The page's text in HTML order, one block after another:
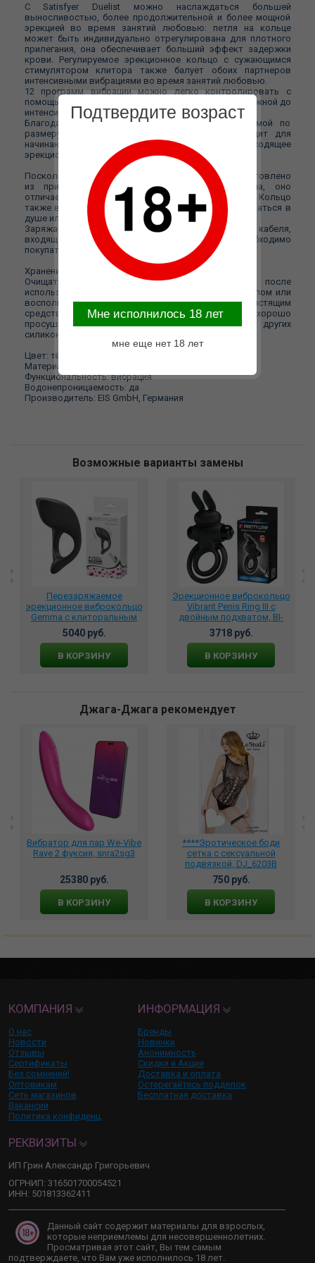
С Satisfyer Duelist можно наслаждаться большей
выносливостью, более продолжительной и более мощной
эрекцией во время занятий любовью: петля на кольце
может быть индивидуально отрегулирована для плотного
прилегания, она обеспечивает больший эффект задержки
крови. Регулируемое эрекционное кольцо с сужающимся
стимулятором клитора также балует обоих партнеров
интенсивными вибрациями во время занятий любовью.
12 программ вибрации можно легко контролировать с
помощью кнопки One Touch, и они варьируются от нежной до
интенсивной.
Благодаря простоте использования и регулируемой по
размеру петле Satisfyer Duelist особенно подходит для
начинающих и тех, кто ищет идеально подходящее
эрекционное кольцо.
Поскольку регулируемое эрекционное кольцо изготовлено
из приятного для тела медицинского силикона, оно
отличается особой эластичностью и гибкостью. Кольцо
также водонепроницаемо (IPX7) и может использоваться в
душе или ванне.
Заряжается устройство с помощью магнитного кабеля,
входящего в комплект. Адаптер для розетки необходимо
покупать отдельно.
Хранение
Очищать головку игрушки желательно до и после
использования. Можно помыть в теплой воде с мылом или
воспользоваться специализированным чистящим
средством. Перед хранением кольцо необходимо хорошо
просушить. Желательно хранить отдельно от других
силиконовых изделий.
Цвет: тёмно-синий
Материал: медицинский силикон, АБС-платсик
Функциональность: вибрация
Водонепроницаемость: да
Производитель: EIS GmbH, Германия
Возможные варианты замены
Перезаряжаемое
эрекционное виброкольцо
Gemma с клиторальным
стимулятором, BI-210162
5040 руб.
В КОРЗИНУ
Эрекционное виброкольцо
Vibrant Penis Ring III с
двойным подхватом, BI-
210206
3718 руб.
В КОРЗИНУ
Джага-Джага рекомендует
Вибратор для пар We-Vibe
Rave 2 фуксия, snra2sg3
25380 руб.
В КОРЗИНУ
****Эротическое боди
сетка с сексуальной
подвязкой, DJ_6203B
750 руб.
В КОРЗИНУ
КОМПАНИЯ
О нас
Новости
Отзывы
Сертификаты
Без сомнений!
Оптовикам
Сеть магазинов
Вакансии
Политика конфиденц.
ИНФОРМАЦИЯ
Бренды
Новинки
Анонимность
Скидки и Акции
Доставка и оплата
Остерегайтесь подделок
Бесплатная доставка
РЕКВИЗИТЫ
ИП Грин Александр Григорьевич
ОГРНИП: 316501700054521
ИНН: 501813362411
Данный сайт содержит материалы для взрослых,
которые неприемлемы для несовершеннолетних.
Просматривая этот сайт, Вы тем самым
подтверждаете, что Вам уже исполнилось 18 лет.
Подтвердите возраст
Mне исполнилось 18 лет
мне еще нет 18 лет